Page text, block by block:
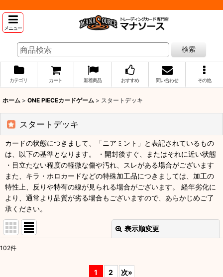
メニュー
検索
カテゴリ カート 新着商品 おすすめ 問い合わせ その他
ホーム > ONE PIECEカードゲーム > スタートデッキ
スタートデッキ
カードの状態につきまして、「ニアミント」と表記されているもの
は、以下の基準となります。 ・開封後すぐ、またはそれに近い状態
・目立たない程度の軽微な傷や汚れ、スレがある場合がございます
また、キラ・ホロカードなどの特殊加工品につきましては、加工の
特性上、反りや特有の線が見られる場合がございます。 経年劣化に
より、通常より品質が劣る場合もございますので、あらかじめご了
承ください。
表示順変更
102件
1 2 次»